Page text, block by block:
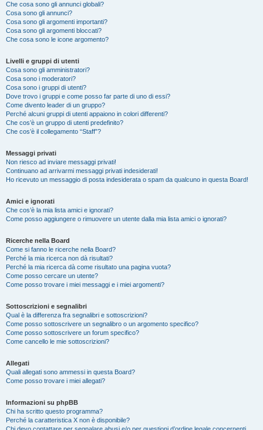
Che cosa sono gli annunci globali?
Cosa sono gli annunci?
Cosa sono gli argomenti importanti?
Cosa sono gli argomenti bloccati?
Che cosa sono le icone argomento?
Livelli e gruppi di utenti
Cosa sono gli amministratori?
Cosa sono i moderatori?
Cosa sono i gruppi di utenti?
Dove trovo i gruppi e come posso far parte di uno di essi?
Come divento leader di un gruppo?
Perché alcuni gruppi di utenti appaiono in colori differenti?
Che cos’è un gruppo di utenti predefinito?
Che cos’è il collegamento “Staff”?
Messaggi privati
Non riesco ad inviare messaggi privati!
Continuano ad arrivarmi messaggi privati indesiderati!
Ho ricevuto un messaggio di posta indesiderata o spam da qualcuno in questa Board!
Amici e ignorati
Che cos’è la mia lista amici e ignorati?
Come posso aggiungere o rimuovere un utente dalla mia lista amici o ignorati?
Ricerche nella Board
Come si fanno le ricerche nella Board?
Perché la mia ricerca non dà risultati?
Perché la mia ricerca dà come risultato una pagina vuota?
Come posso cercare un utente?
Come posso trovare i miei messaggi e i miei argomenti?
Sottoscrizioni e segnalibri
Qual è la differenza fra segnalibri e sottoscrizioni?
Come posso sottoscrivere un segnalibro o un argomento specifico?
Come posso sottoscrivere un forum specifico?
Come cancello le mie sottoscrizioni?
Allegati
Quali allegati sono ammessi in questa Board?
Come posso trovare i miei allegati?
Informazioni su phpBB
Chi ha scritto questo programma?
Perché la caratteristica X non è disponibile?